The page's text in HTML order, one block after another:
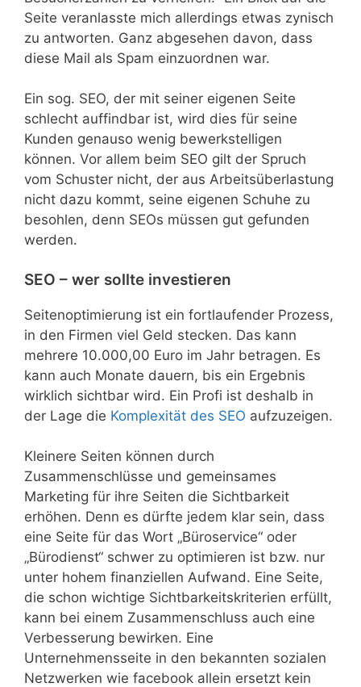
Seite veranlasste mich allerdings etwas zynisch
zu antworten. Ganz abgesehen davon, dass
diese Mail als Spam einzuordnen war.
Ein sog. SEO, der mit seiner eigenen Seite
schlecht auffindbar ist, wird dies für seine
Kunden genauso wenig bewerkstelligen
können. Vor allem beim SEO gilt der Spruch
vom Schuster nicht, der aus Arbeitsüberlastung
nicht dazu kommt, seine eigenen Schuhe zu
besohlen, denn SEOs müssen gut gefunden
werden.
SEO – wer sollte investieren
Seitenoptimierung ist ein fortlaufender Prozess,
in den Firmen viel Geld stecken. Das kann
mehrere 10.000,00 Euro im Jahr betragen. Es
kann auch Monate dauern, bis ein Ergebnis
wirklich sichtbar wird. Ein Profi ist deshalb in
der Lage die Komplexität des SEO aufzuzeigen.
Kleinere Seiten können durch
Zusammenschlüsse und gemeinsames
Marketing für ihre Seiten die Sichtbarkeit
erhöhen. Denn es dürfte jedem klar sein, dass
eine Seite für das Wort „Büroservice“ oder
„Bürodienst“ schwer zu optimieren ist bzw. nur
unter hohem finanziellen Aufwand. Eine Seite,
die schon wichtige Sichtbarkeitskriterien erfüllt,
kann bei einem Zusammenschluss auch eine
Verbesserung bewirken. Eine
Unternehmensseite in den bekannten sozialen
Netzwerken wie facebook allein ersetzt kein